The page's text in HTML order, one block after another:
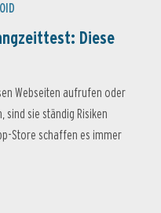
Diese
Webseiten aufrufen oder
sind sie ständig Risiken
Store schaffen es immer